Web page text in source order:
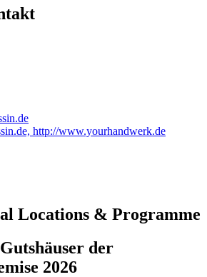
http://www.yourhandwerk.de
Locations & Programme
der
2026